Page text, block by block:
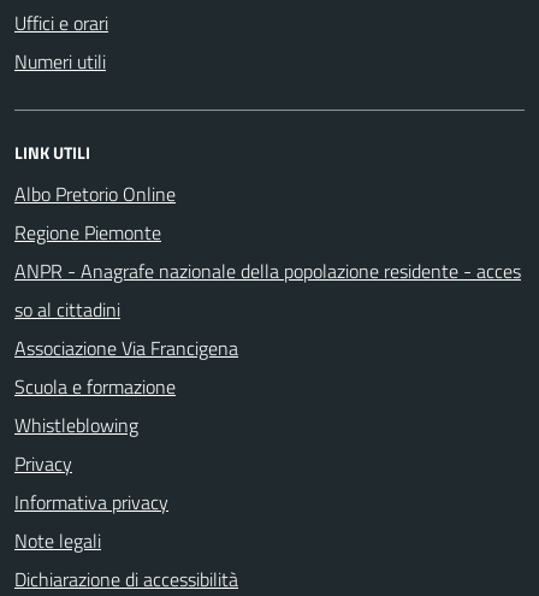
Uffici e orari
Numeri utili
LINK UTILI
Albo Pretorio Online
Regione Piemonte
ANPR - Anagrafe nazionale della popolazione residente - acces
so al cittadini
Associazione Via Francigena
Scuola e formazione
Whistleblowing
Privacy
Informativa privacy
Note legali
Dichiarazione di accessibilità